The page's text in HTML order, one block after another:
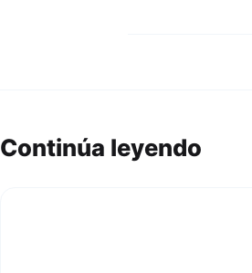
Continúa leyendo